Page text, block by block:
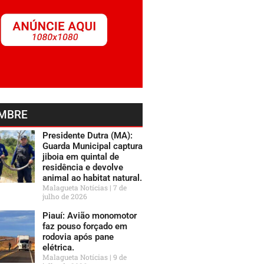
Presidente Dutra (MA):
Guarda Municipal captura
jiboia em quintal de
residência e devolve
animal ao habitat natural.
Malagueta Notícias 7 de
julho de 2026
Piauí: Avião monomotor
faz pouso forçado em
rodovia após pane
elétrica.
Malagueta Notícias 9 de